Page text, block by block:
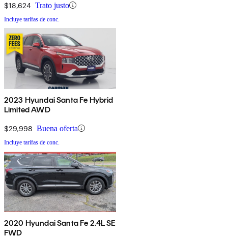
$18,624 Trato justo
Incluye tarifas de conc.
2023 Hyundai Santa Fe Hybrid
Limited AWD
$29,998 Buena oferta
Incluye tarifas de conc.
2020 Hyundai Santa Fe 2.4L SE
FWD